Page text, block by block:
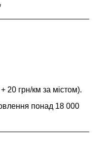
20 грн/км за містом).
понад 18 000